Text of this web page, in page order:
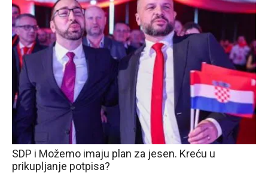
SDP i Možemo imaju plan za jesen. Kreću u
prikupljanje potpisa?